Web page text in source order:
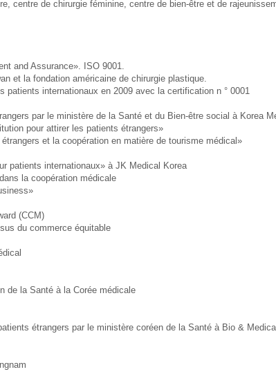
centre de chirurgie féminine, centre de bien-être et de
and Assurance». ISO 9001.
et la fondation américaine de chirurgie plastique.
internationaux en 2009 avec la certification n ° 0001
par le ministère de la Santé et du Bien-être social à Korea
pour attirer les patients étrangers»
et la coopération en matière de tourisme médical»
patients internationaux» à JK Medical Korea
la coopération médicale
(CCM)
du commerce équitable
de la Santé à la Corée médicale
étrangers par le ministère coréen de la Santé à Bio &